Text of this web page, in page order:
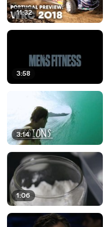
11:32
3:58
3:14
1:06